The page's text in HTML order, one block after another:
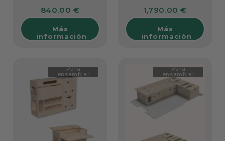
840.00 €
Más
información
1,790.00 €
Más
información
Para
ensamblar
Para
ensamblar